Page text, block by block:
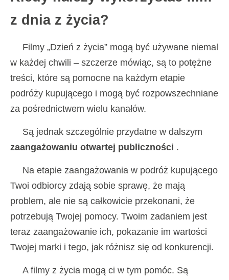
z dnia z życia?
Filmy „Dzień z życia” mogą być używane niemal
w każdej chwili – szczerze mówiąc, są to potężne
treści, które są pomocne na każdym etapie
podróży kupującego i mogą być rozpowszechniane
za pośrednictwem wielu kanałów.
Są jednak szczególnie przydatne w dalszym
zaangażowaniu otwartej publiczności .
Na etapie zaangażowania w podróż kupującego
Twoi odbiorcy zdają sobie sprawę, że mają
problem, ale nie są całkowicie przekonani, że
potrzebują Twojej pomocy. Twoim zadaniem jest
teraz zaangażowanie ich, pokazanie im wartości
Twojej marki i tego, jak różnisz się od konkurencji.
A filmy z życia mogą ci w tym pomóc. Są